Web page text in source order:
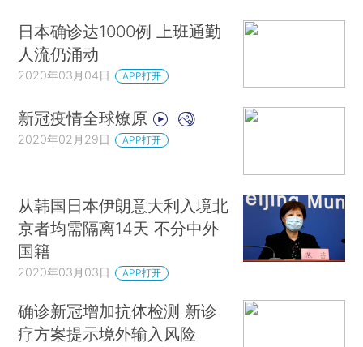
日本确诊达1000例 上班通勤
人流仍涌动
2020年03月04日 APP打开
新冠疫情全球燎原
2020年02月29日 APP打开
从韩国日本伊朗意大利入境北
京者均需隔离14天 不分中外
国籍
2020年03月03日 APP打开
确诊新冠增加抗体检测 新诊
疗方案提示境外输入风险